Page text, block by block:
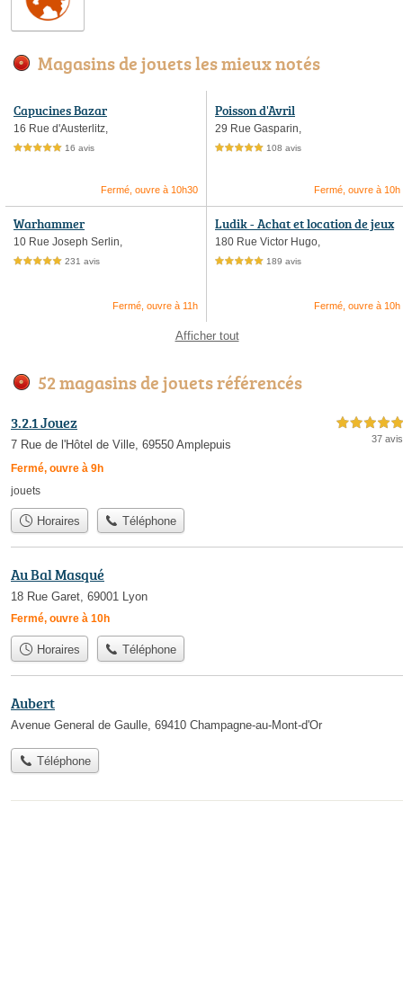
Magasins de jouets les mieux notés
Capucines Bazar
16 Rue d'Austerlitz,
5,0 étoiles sur 5 16 avis
Fermé, ouvre à 10h30
Poisson d'Avril
29 Rue Gasparin,
5,0 étoiles sur 5 108 avis
Fermé, ouvre à 10h
Warhammer
10 Rue Joseph Serlin,
5,0 étoiles sur 5 231 avis
Fermé, ouvre à 11h
Ludik - Achat et location de jeux
de société
180 Rue Victor Hugo,
5,0 étoiles sur 5 189 avis
Fermé, ouvre à 10h
Afficher tout
52 magasins de jouets référencés
3.2.1 Jouez
7 Rue de l'Hôtel de Ville, 69550 Amplepuis
Fermé, ouvre à 9h
5,0 étoiles sur 5
37 avis
jouets
Horaires Téléphone
Au Bal Masqué
18 Rue Garet, 69001 Lyon
Fermé, ouvre à 10h
Horaires Téléphone
Aubert
Avenue General de Gaulle, 69410 Champagne-au-Mont-d'Or
Téléphone